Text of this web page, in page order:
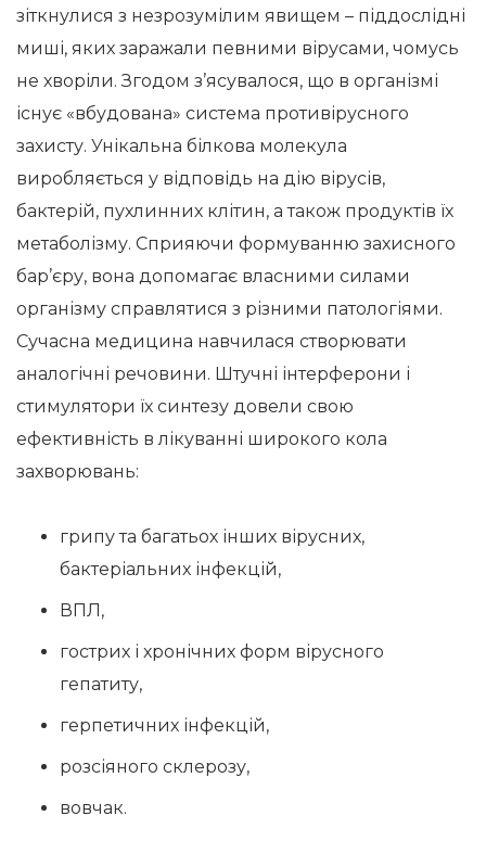
зіткнулися з незрозумілим явищем – піддослідні
миші, яких заражали певними вірусами, чомусь
не хворіли. Згодом з’ясувалося, що в організмі
існує «вбудована» система противірусного
захисту. Унікальна білкова молекула
виробляється у відповідь на дію вірусів,
бактерій, пухлинних клітин, а також продуктів їх
метаболізму. Сприяючи формуванню захисного
бар’єру, вона допомагає власними силами
організму справлятися з різними патологіями.
Сучасна медицина навчилася створювати
аналогічні речовини. Штучні інтерферони і
стимулятори їх синтезу довели свою
ефективність в лікуванні широкого кола
захворювань:
грипу та багатьох інших вірусних,
бактеріальних інфекцій,
ВПЛ,
гострих і хронічних форм вірусного
гепатиту,
герпетичних інфекцій,
розсіяного склерозу,
вовчак.